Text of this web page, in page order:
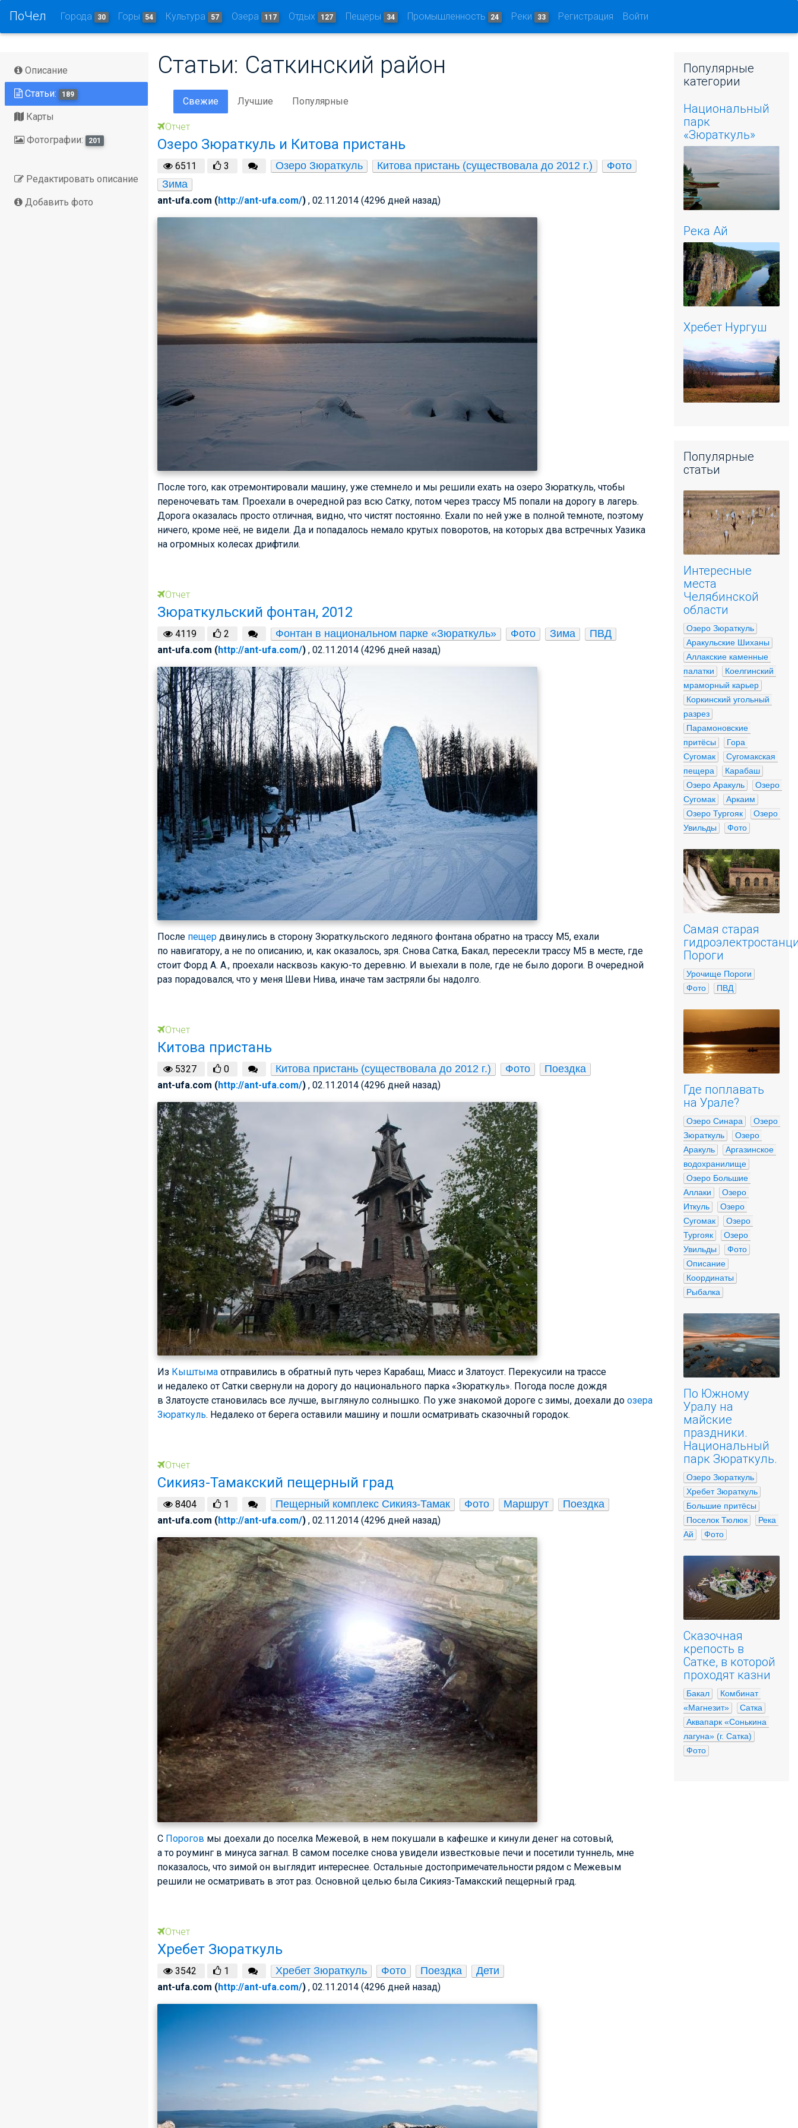
ПоЧел Города 30 Горы 54 Культура 57 Озера 117 Отдых 127 Пещеры 34 Промышленность 24 Реки 33 Регистрация Войти
Описание
Статьи: 189
Карты
Фотографии: 201
Редактировать описание
Добавить фото
Статьи: Саткинский район
Свежие Лучшие Популярные
Отчет
Озеро Зюраткуль и Китова пристань
6511 3 Озеро Зюраткуль Китова пристань (существовала до 2012 г.)
Фото
Зима
ant-ufa.com (http://ant-ufa.com/) , 02.11.2014 (4296 дней назад)
После того, как отремонтировали машину, уже стемнело и мы решили ехать на озеро Зюраткуль, чтобы
переночевать там. Проехали в очередной раз всю Сатку, потом через трассу М5 попали на дорогу в лагерь.
Дорога оказалась просто отличная, видно, что чистят постоянно. Ехали по ней уже в полной темноте, поэтому
ничего, кроме неё, не видели. Да и попадалось немало крутых поворотов, на которых два встречных Уазика
на огромных колесах дрифтили.
Отчет
Зюраткульский фонтан, 2012
4119 2 Фонтан в национальном парке «Зюраткуль» Фото Зима ПВД
ant-ufa.com (http://ant-ufa.com/) , 02.11.2014 (4296 дней назад)
После пещер двинулись в сторону Зюраткульского ледяного фонтана обратно на трассу М5, ехали
по навигатору, а не по описанию, и, как оказалось, зря. Снова Сатка, Бакал, пересекли трассу М5 в месте, где
стоит Форд А. А., проехали насквозь какую-то деревню. И выехали в поле, где не было дороги. В очередной
раз порадовался, что у меня Шеви Нива, иначе там застряли бы надолго.
Отчет
Китова пристань
5327 0 Китова пристань (существовала до 2012 г.) Фото Поездка
ant-ufa.com (http://ant-ufa.com/) , 02.11.2014 (4296 дней назад)
Из Кыштыма отправились в обратный путь через Карабаш, Миасс и Златоуст. Перекусили на трассе
и недалеко от Сатки свернули на дорогу до национального парка «Зюраткуль». Погода после дождя
в Златоусте становилась все лучше, выглянуло солнышко. По уже знакомой дороге с зимы, доехали до озера
Зюраткуль. Недалеко от берега оставили машину и пошли осматривать сказочный городок.
Отчет
Сикияз-Тамакский пещерный град
8404 1 Пещерный комплекс Сикияз-Тамак Фото Маршрут Поездка
ant-ufa.com (http://ant-ufa.com/) , 02.11.2014 (4296 дней назад)
С Порогов мы доехали до поселка Межевой, в нем покушали в кафешке и кинули денег на сотовый,
а то роуминг в минуса загнал. В самом поселке снова увидели известковые печи и посетили туннель, мне
показалось, что зимой он выглядит интереснее. Остальные достопримечательности рядом с Межевым
решили не осматривать в этот раз. Основной целью была Сикияз-Тамакский пещерный град.
Отчет
Хребет Зюраткуль
3542 1 Хребет Зюраткуль Фото Поездка Дети
ant-ufa.com (http://ant-ufa.com/) , 02.11.2014 (4296 дней назад)
Популярные
категории
Национальный
парк
«Зюраткуль»
Река Ай
Хребет Нургуш
Популярные
статьи
Интересные
места
Челябинской
области
Озеро Зюраткуль
Аракульские Шиханы
Аллакские каменные
палатки
Коелгинский
мраморный карьер
Коркинский угольный
разрез
Парамоновские
притёсы
Гора
Сугомак
Сугомакская
пещера
Карабаш
Озеро Аракуль
Озеро
Сугомак
Аркаим
Озеро Тургояк
Озеро
Увильды
Фото
Самая старая
Пороги
Урочище Пороги
Фото
ПВД
Где поплавать
на Урале?
Озеро Синара
Озеро
Зюраткуль
Озеро
Аракуль
Аргазинское
водохранилище
Озеро Большие
Аллаки
Озеро
Иткуль
Озеро
Сугомак
Озеро
Тургояк
Озеро
Увильды
Фото
Описание
Координаты
Рыбалка
По Южному
Уралу на
майские
праздники.
Национальный
парк Зюраткуль.
Озеро Зюраткуль
Хребет Зюраткуль
Большие притёсы
Поселок Тюлюк
Река
Ай
Фото
Сказочная
крепость в
Сатке, в которой
проходят казни
Бакал
Комбинат
«Магнезит»
Сатка
Аквапарк «Сонькина
лагуна» (г. Сатка)
Фото